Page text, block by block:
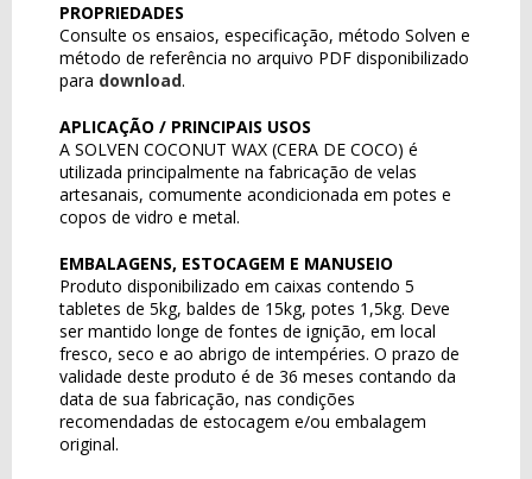
PROPRIEDADES
Consulte os ensaios, especificação, método Solven e
método de referência no arquivo PDF disponibilizado
para download.
APLICAÇÃO / PRINCIPAIS USOS
A SOLVEN COCONUT WAX (CERA DE COCO) é
utilizada principalmente na fabricação de velas
artesanais, comumente acondicionada em potes e
copos de vidro e metal.
EMBALAGENS, ESTOCAGEM E MANUSEIO
Produto disponibilizado em caixas contendo 5
tabletes de 5kg, baldes de 15kg, potes 1,5kg. Deve
ser mantido longe de fontes de ignição, em local
fresco, seco e ao abrigo de intempéries. O prazo de
validade deste produto é de 36 meses contando da
data de sua fabricação, nas condições
recomendadas de estocagem e/ou embalagem
original.